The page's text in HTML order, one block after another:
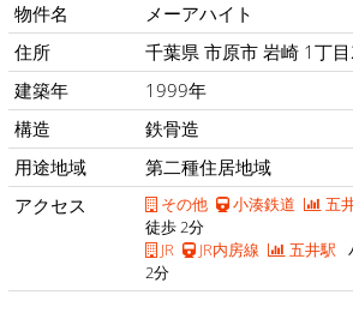
物件名
メーアハイト
住所
千葉県 市原市 岩崎 1丁
建築年
1999年
構造
鉄骨造
用途地域
第二種住居地域
アクセス
その他 小湊鉄道 五
徒歩 2分
JR
JR内房線 五井駅
2分